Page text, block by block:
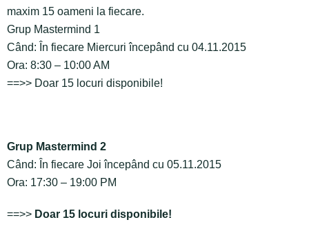
maxim 15 oameni la fiecare.
Grup Mastermind 1
Când: În fiecare Miercuri începând cu 04.11.2015
Ora: 8:30 – 10:00 AM
==>> Doar 15 locuri disponibile!
Grup Mastermind 2
Când: În fiecare Joi începând cu 05.11.2015
Ora: 17:30 – 19:00 PM
==>> Doar 15 locuri disponibile!